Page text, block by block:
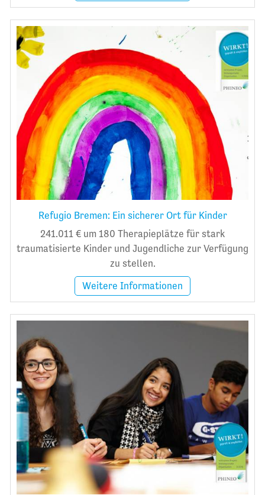
Refugio Bremen: Ein sicherer Ort für Kinder
241.011 € um 180 Therapieplätze für stark
traumatisierte Kinder und Jugendliche zur Verfügung
zu stellen.
Weitere Informationen